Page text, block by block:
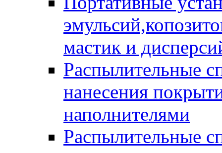
мастик и
Распылительные
нанесения
наполнителями
Распылительные